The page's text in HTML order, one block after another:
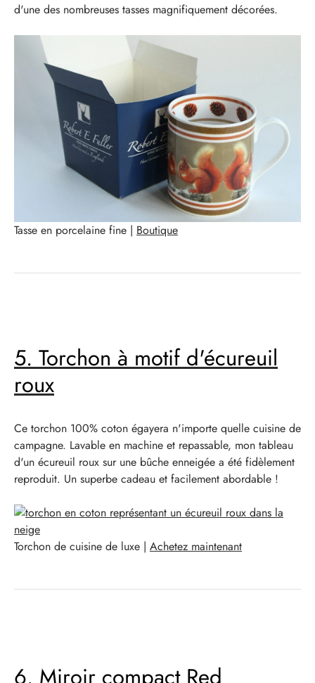
d'une des nombreuses tasses magnifiquement décorées.
Tasse en porcelaine fine | Boutique
5. Torchon à motif d'écureuil
roux
Ce torchon 100% coton égayera n'importe quelle cuisine de
campagne. Lavable en machine et repassable, mon tableau
d'un écureuil roux sur une bûche enneigée a été fidèlement
reproduit. Un superbe cadeau et facilement abordable !
Torchon de cuisine de luxe | Achetez maintenant